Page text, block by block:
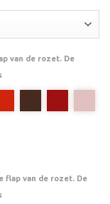
van de rozet. De
flap van de rozet. De